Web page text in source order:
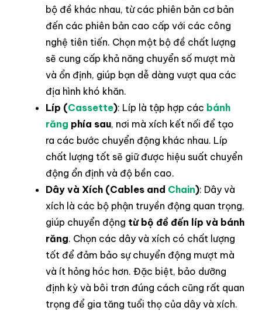
bộ đề khác nhau, từ các phiên bản cơ bản
đến các phiên bản cao cấp với các công
nghệ tiên tiến. Chọn một bộ đề chất lượng
sẽ cung cấp khả năng chuyển số mượt mà
và ổn định, giúp bạn dễ dàng vượt qua các
địa hình khó khăn.
Líp (Cassette): Líp là tập hợp các bánh
răng phía sau, nơi mà xích kết nối để tạo
ra các bước chuyển động khác nhau. Líp
chất lượng tốt sẽ giữ được hiệu suất chuyển
động ổn định và độ bền cao.
Dây và Xích (Cables and Chain): Dây và
xích là các bộ phận truyền động quan trọng,
giúp chuyển động từ bộ đề đến líp và bánh
răng. Chọn các dây và xích có chất lượng
tốt để đảm bảo sự chuyển động mượt mà
và ít hỏng hóc hơn. Đặc biệt, bảo dưỡng
định kỳ và bôi trơn đúng cách cũng rất quan
trọng để gia tăng tuổi thọ của dây và xích.